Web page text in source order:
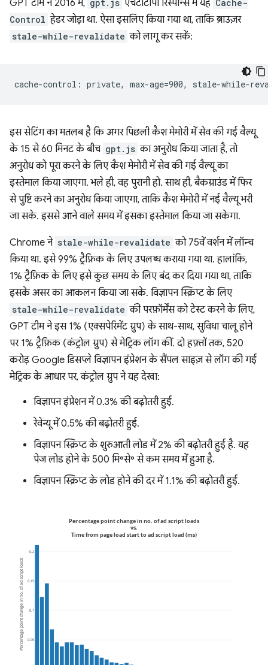
GPT टीम ने 2016 में, gpt.js एचटीटीपी रिस्पॉन्स में यह Cache-
Control हेडर जोड़ा था. ऐसा इसलिए किया गया था, ताकि ब्राउज़र
stale-while-revalidate को लागू कर सकें:
इस सेटिंग का मतलब है कि अगर पिछली कैश मेमोरी में सेव की गई वैल्यू
के 15 से 60 मिनट के बीच gpt.js का अनुरोध किया जाता है, तो
अनुरोध को पूरा करने के लिए कैश मेमोरी में सेव की गई वैल्यू का
इस्तेमाल किया जाएगा. भले ही, वह पुरानी हो. साथ ही, बैकग्राउंड में फिर
से पुष्टि करने का अनुरोध किया जाएगा, ताकि कैश मेमोरी में नई वैल्यू भरी
जा सके. इससे आने वाले समय में इसका इस्तेमाल किया जा सकेगा.
Chrome ने stale-while-revalidate को 75वें वर्शन में लॉन्च
किया था. इसे 99% ट्रैफ़िक के लिए उपलब्ध कराया गया था. हालांकि,
1% ट्रैफ़िक के लिए इसे कुछ समय के लिए बंद कर दिया गया था, ताकि
इसके असर का आकलन किया जा सके. विज्ञापन स्क्रिप्ट के लिए
stale-while-revalidate की परफ़ॉर्मेंस को टेस्ट करने के लिए,
GPT टीम ने इस 1% (एक्सपेरिमेंट ग्रुप) के साथ-साथ, सुविधा चालू होने
पर 1% ट्रैफ़िक (कंट्रोल ग्रुप) से मेट्रिक लॉग कीं. दो हफ़्तों तक, 520
करोड़ Google डिसप्ले विज्ञापन इंप्रेशन के सैंपल साइज़ से लॉग की गई
मेट्रिक के आधार पर, कंट्रोल ग्रुप ने यह देखा:
विज्ञापन इंप्रेशन में 0.3% की बढ़ोतरी हुई.
रेवेन्यू में 0.5% की बढ़ोतरी हुई.
विज्ञापन स्क्रिप्ट के शुरुआती लोड में 2% की बढ़ोतरी हुई है. यह
पेज लोड होने के 500 मि॰से॰ से कम समय में हुआ है.
विज्ञापन स्क्रिप्ट के लोड होने की दर में 1.1% की बढ़ोतरी हुई.